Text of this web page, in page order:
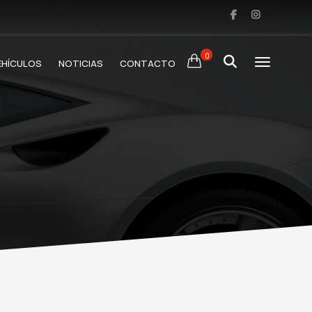
0
NOTICIAS CONTACTO